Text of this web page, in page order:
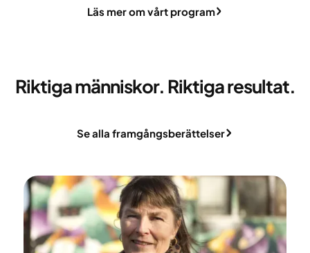
Läs mer om vårt program
Riktiga människor. Riktiga resultat.
Se alla framgångsberättelser